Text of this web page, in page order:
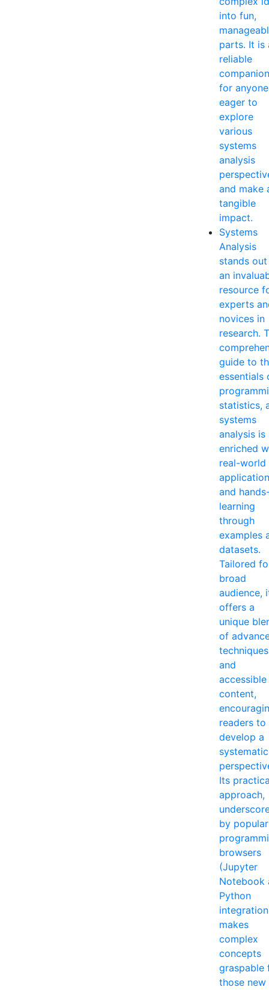
into fun,
parts. It is
reliable
companion
for anyone
eager to
explore
various
systems
analysis
and make
tangible
impact.
Systems
Analysis
stands out
an
resource
experts
novices in
research.
guide to
essentials
statistics,
systems
analysis is
enriched
real-world
and
learning
through
examples
datasets.
Tailored
broad
audience,
offers a
unique
of
techniques
and
accessible
content,
readers to
develop a
systematic
Its
approach,
by popular
browsers
(Jupyter
Notebook
Python
makes
complex
concepts
graspable
those